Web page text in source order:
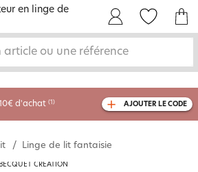
article ou une référence
dès 2 articles
AJOUTER LE CODE
Linge de lit fantaisie